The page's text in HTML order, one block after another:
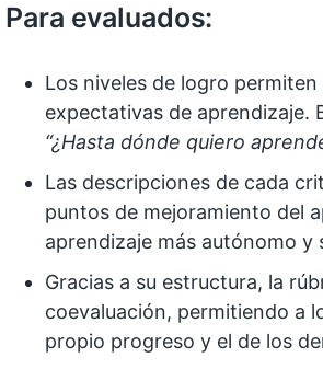
Para evaluados:
Los niveles de logro
expectativas de aprendizaje.
“¿Hasta dónde quiero
Las descripciones de cada
puntos de mejoramiento del
aprendizaje más autónomo y
Gracias a su estructura, la
coevaluación, permitiendo a
propio progreso y el de los